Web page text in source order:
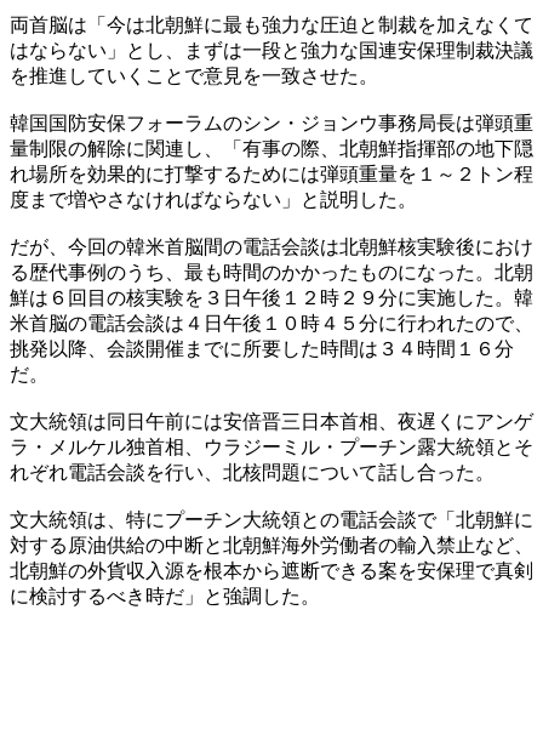
両首脳は「今は北朝鮮に最も強力な圧迫と制裁を加えなくて
はならない」とし、まずは一段と強力な国連安保理制裁決議
を推進していくことで意見を一致させた。
韓国国防安保フォーラムのシン・ジョンウ事務局長は弾頭重
量制限の解除に関連し、「有事の際、北朝鮮指揮部の地下隠
れ場所を効果的に打撃するためには弾頭重量を１～２トン程
度まで増やさなければならない」と説明した。
だが、今回の韓米首脳間の電話会談は北朝鮮核実験後におけ
る歴代事例のうち、最も時間のかかったものになった。北朝
鮮は６回目の核実験を３日午後１２時２９分に実施した。韓
米首脳の電話会談は４日午後１０時４５分に行われたので、
挑発以降、会談開催までに所要した時間は３４時間１６分
だ。
文大統領は同日午前には安倍晋三日本首相、夜遅くにアンゲ
ラ・メルケル独首相、ウラジーミル・プーチン露大統領とそ
れぞれ電話会談を行い、北核問題について話し合った。
文大統領は、特にプーチン大統領との電話会談で「北朝鮮に
対する原油供給の中断と北朝鮮海外労働者の輸入禁止など、
北朝鮮の外貨収入源を根本から遮断できる案を安保理で真剣
に検討するべき時だ」と強調した。